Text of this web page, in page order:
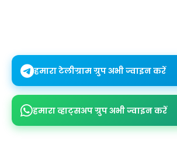
हमारा टेलीग्राम ग्रुप अभी ज्वाइन करें
हमारा व्हाट्सअप ग्रुप अभी ज्वाइन करें